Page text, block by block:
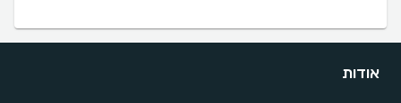
אודות